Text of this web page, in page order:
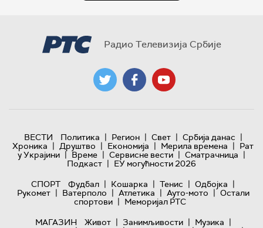
Радио Телевизија Србије
ВЕСТИ Политика | Регион | Свет | Србија данас |
Хроника | Друштво | Економија | Мерила времена | Рат
у Украјини | Време | Сервисне вести | Сматрачница |
Подкаст | ЕУ могућности 2026
СПОРТ
Фудбал | Кошарка | Тенис | Одбојка |
Рукомет | Ватерполо | Атлетика | Ауто-мото | Остали
спортови | Меморијал РТС
МАГАЗИН
Живот | Занимљивости | Музика |